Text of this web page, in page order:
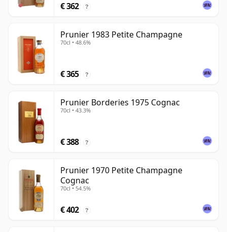
€ 362 ?
Prunier 1983 Petite Champagne
70cl • 48.6%
€ 365 ?
Prunier Borderies 1975 Cognac
70cl • 43.3%
€ 388 ?
Prunier 1970 Petite Champagne
Cognac
70cl • 54.5%
€ 402 ?